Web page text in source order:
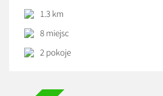
jednorodzinnego, w którym
osobowe, kuchnia z jadalnią (w
łazienka. Pokoje zostały stworzone
rodzinach z dziećmi, dla których
1.3 km
8 miejsc
2 pokoje